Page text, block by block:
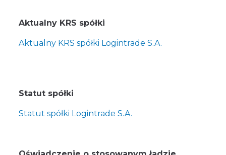
Aktualny KRS spółki
Aktualny KRS spółki Logintrade S.A.
Statut spółki
Statut spółki Logintrade S.A.